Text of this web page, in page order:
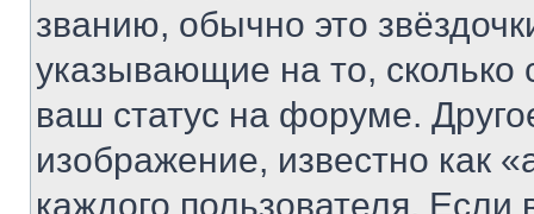
званию, обычно это
указывающие на то,
ваш статус на форуме.
изображение, известно как
каждого пользователя.